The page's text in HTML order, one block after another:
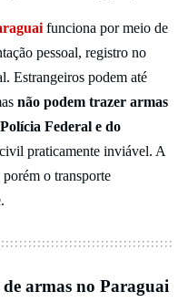
funciona por meio de
pessoal, registro no
Estrangeiros podem até
não podem trazer armas
Federal e do
praticamente inviável. A
o transporte
armas no Paraguai